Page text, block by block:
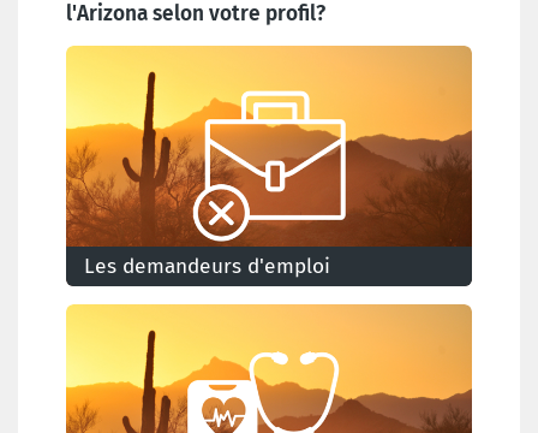
l'Arizona selon votre profil?
Les demandeurs d'emploi
Quels sont les impacts de l'accord Arizona sur